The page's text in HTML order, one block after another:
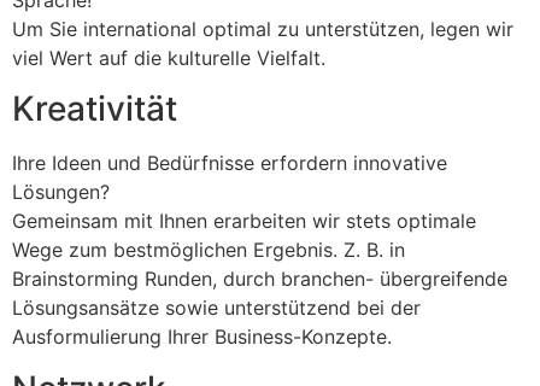
Um Sie international optimal zu unterstützen, legen wir
viel Wert auf die kulturelle Vielfalt.
Kreativität
Ihre Ideen und Bedürfnisse erfordern innovative
Lösungen?
Gemeinsam mit Ihnen erarbeiten wir stets optimale
Wege zum bestmöglichen Ergebnis. Z. B. in
Brainstorming Runden, durch branchen- übergreifende
Lösungsansätze sowie unterstützend bei der
Ausformulierung Ihrer Business-Konzepte.